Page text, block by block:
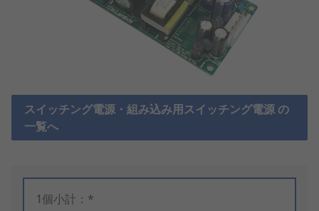
スイッチング電源・組み込み用スイッチング電源 の
一覧へ
1個小計：*